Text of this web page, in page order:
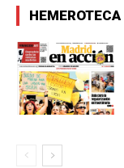
HEMEROTECA